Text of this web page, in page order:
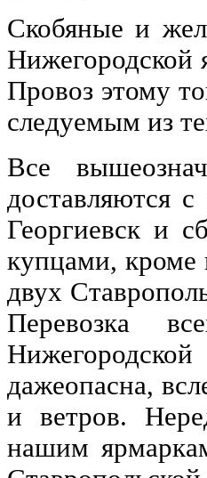
Скобяные и
Нижегородской
Провоз этому
следуемым из
Все
доставляются
Георгиевск и
купцами, кроме
двух
Перевозка
дажеопасна,
и ветров.
нашим